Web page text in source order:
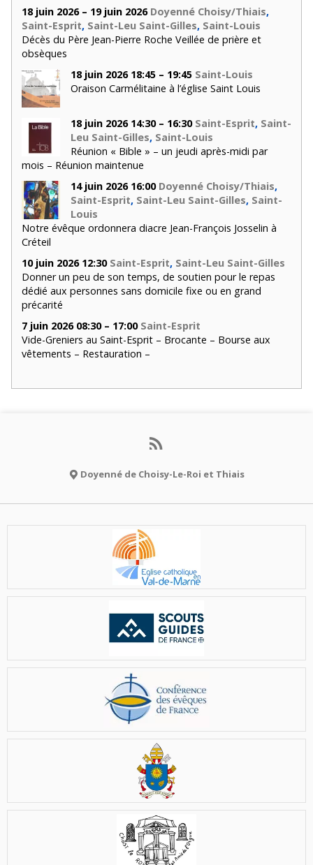
18 juin 2026 – 19 juin 2026 Doyenné Choisy/Thiais,
Saint-Esprit, Saint-Leu Saint-Gilles, Saint-Louis
Décès du Père Jean-Pierre Roche Veillée de prière et
obsèques
18 juin 2026 18:45 – 19:45 Saint-Louis
Oraison Carmélitaine à l’église Saint Louis
18 juin 2026 14:30 – 16:30 Saint-Esprit, Saint-
Leu Saint-Gilles, Saint-Louis
Réunion « Bible » – un jeudi après-midi par
mois – Réunion maintenue
14 juin 2026 16:00 Doyenné Choisy/Thiais,
Saint-Esprit, Saint-Leu Saint-Gilles, Saint-
Louis
Notre évêque ordonnera diacre Jean-François Josselin à
Créteil
10 juin 2026 12:30 Saint-Esprit, Saint-Leu Saint-Gilles
Donner un peu de son temps, de soutien pour le repas
dédié aux personnes sans domicile fixe ou en grand
précarité
7 juin 2026 08:30 – 17:00 Saint-Esprit
Vide-Greniers au Saint-Esprit – Brocante – Bourse aux
vêtements – Restauration –
Doyenné de Choisy-Le-Roi et Thiais